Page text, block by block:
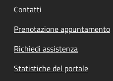
Contatti
Prenotazione appuntamento
Richiedi assistenza
Statistiche del portale